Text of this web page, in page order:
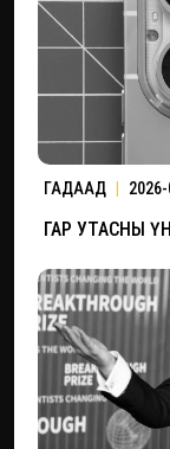
ГАДААД
ГАР УТАСНЫ